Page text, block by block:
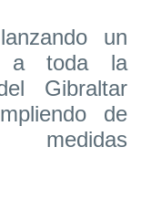
un
a toda la
Gibraltar
de
medidas